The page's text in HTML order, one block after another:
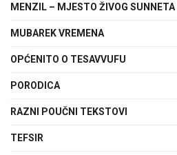
MENZIL – MJESTO ŽIVOG SUNNETA
MUBAREK VREMENA
OPĆENITO O TESAVVUFU
PORODICA
RAZNI POUČNI TEKSTOVI
TEFSIR